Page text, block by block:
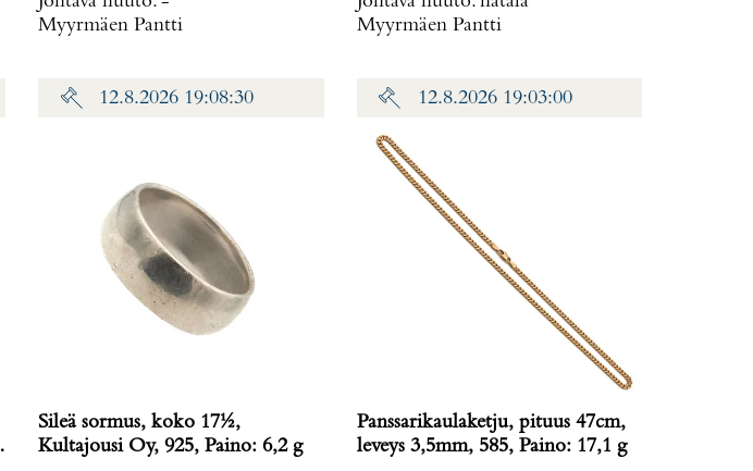
Myyrmäen Pantti
Myyrmäen Pantti
12.8.2026 19:08:30
Sileä sormus, koko 17½,
Kultajousi Oy, 925, Paino: 6,2 g
12.8.2026 19:03:00
Panssarikaulaketju, pituus 47cm,
leveys 3,5mm, 585, Paino: 17,1 g